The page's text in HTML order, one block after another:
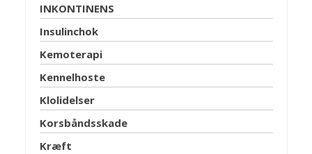
INKONTINENS
Insulinchok
Kemoterapi
Kennelhoste
Klolidelser
Korsbåndsskade
Kræft